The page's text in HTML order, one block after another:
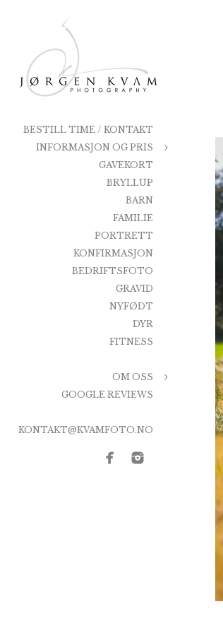
BESTILL TIME / KONTAKT
INFORMASJON OG PRIS
GAVEKORT
BRYLLUP
BARN
FAMILIE
PORTRETT
KONFIRMASJON
BEDRIFTSFOTO
GRAVID
NYFØDT
DYR
FITNESS
OM OSS
GOOGLE REVIEWS
KONTAKT@KVAMFOTO.NO